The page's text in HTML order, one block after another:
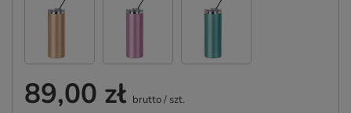
89,00 zł brutto/ szt.